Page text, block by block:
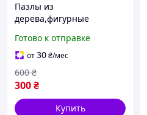
Пазлы из
дерева,фигурные
цветные в виде
животных ТРІЦЕРАТОПС
для детей
Готово к отправке
от30₴/мес
300₴
600 ₴
Купить